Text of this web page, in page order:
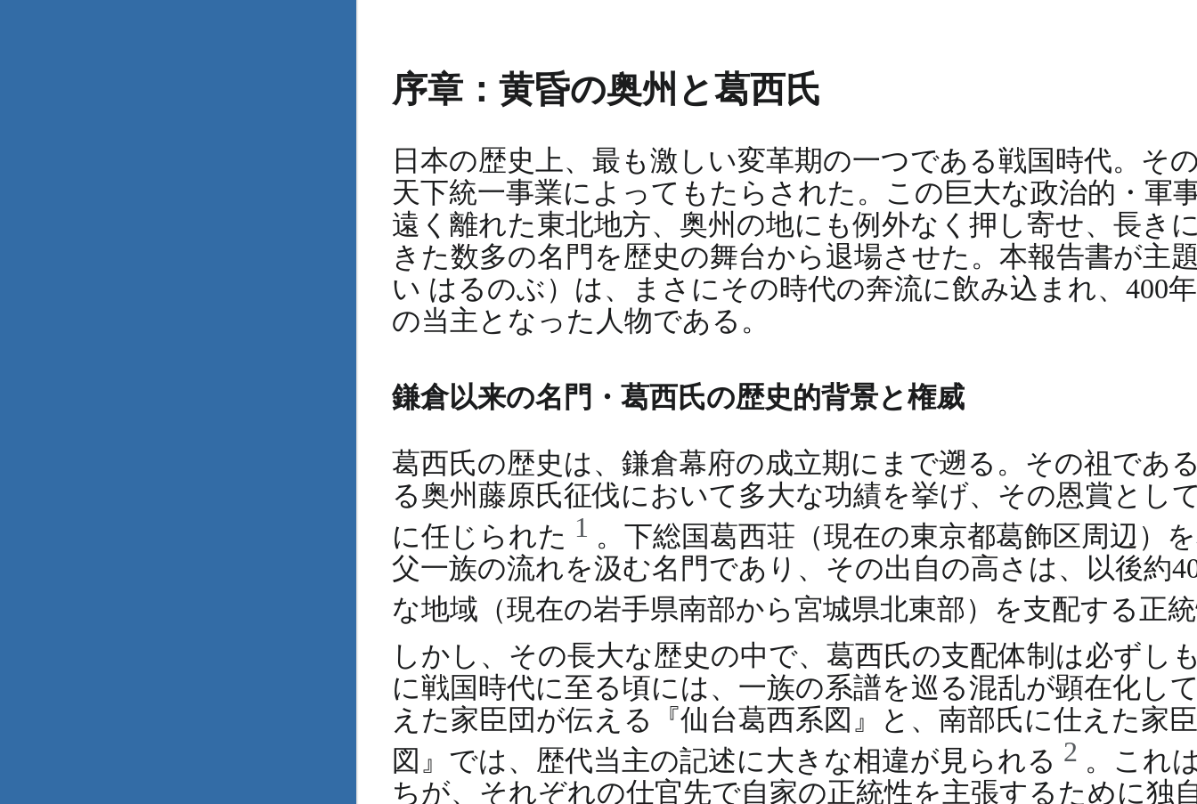
序章：黄昏の奥州と葛西氏
日本の歴史上、最も激しい変革期の一つである戦国時代。そ
天下統一事業によってもたらされた。この巨大な政治的・軍
遠く離れた東北地方、奥州の地にも例外なく押し寄せ、長き
きた数多の名門を歴史の舞台から退場させた。本報告書が主
い はるのぶ）は、まさにその時代の奔流に飲み込まれ、400
の当主となった人物である。
鎌倉以来の名門・葛西氏の歴史的背景と権威
葛西氏の歴史は、鎌倉幕府の成立期にまで遡る。その祖であ
る奥州藤原氏征伐において多大な功績を挙げ、その恩賞とし
に任じられた 1 。下総国葛西荘（現在の東京都葛飾区周辺）
父一族の流れを汲む名門であり、その出自の高さは、以後約
な地域（現在の岩手県南部から宮城県北東部）を支配する正
しかし、その長大な歴史の中で、葛西氏の支配体制は必ずし
に戦国時代に至る頃には、一族の系譜を巡る混乱が顕在化し
えた家臣団が伝える『仙台葛西系図』と、南部氏に仕えた家
図』では、歴代当主の記述に大きな相違が見られる 2 。これ
ちが、それぞれの仕官先で自家の正統性を主張するために独